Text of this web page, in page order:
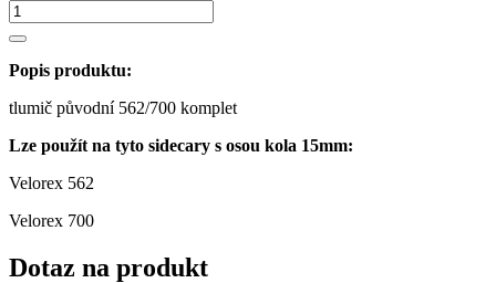
Popis produktu:
tlumič původní 562/700 komplet
Lze použít na tyto sidecary s osou kola 15mm:
Velorex 562
Velorex 700
Dotaz na produkt